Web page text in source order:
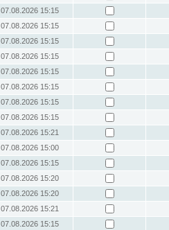
07.08.2026 15:15
07.08.2026 15:15
07.08.2026 15:15
07.08.2026 15:15
07.08.2026 15:15
07.08.2026 15:15
07.08.2026 15:15
07.08.2026 15:15
07.08.2026 15:21
07.08.2026 15:00
07.08.2026 15:15
07.08.2026 15:20
07.08.2026 15:20
07.08.2026 15:21
07.08.2026 15:15